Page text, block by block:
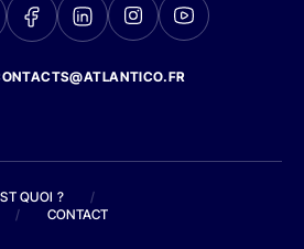
QUOI ?
/
/ CONTACT